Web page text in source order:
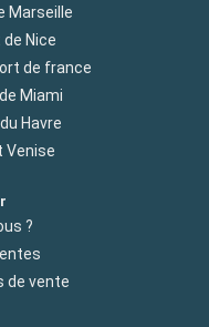
Marseille
Nice
de france
Miami
Havre
Venise
?
de vente